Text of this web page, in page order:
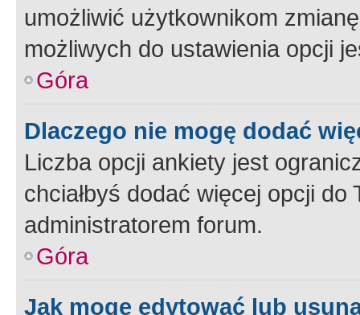
umożliwić użytkownikom
możliwych do ustawienia opcji
Góra
Dlaczego nie mogę dodać
Liczba opcji ankiety jest
chciałbyś dodać więcej opcji
administratorem forum.
Góra
Jak mogę edytować lub